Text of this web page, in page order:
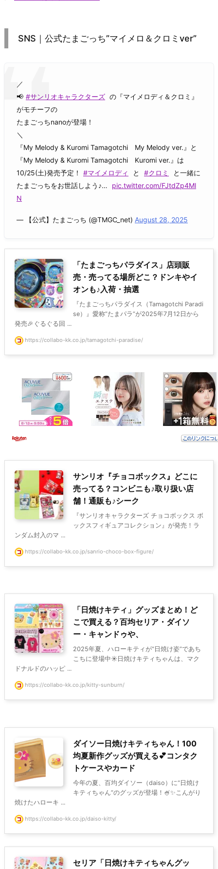
SNS｜公式たまごっち”マイメロ＆クロミver”
／
📢 #サンリオキャラクターズ の『マイメロディ＆クロミ』
がモチーフの
たまごっちnanoが登場！
＼
『My Melody & Kuromi Tamagotchi My Melody ver.』と
『My Melody & Kuromi Tamagotchi Kuromi ver.』は
10/25(土)発売予定！
#マイメロディ と #クロミ
と一緒に
たまごっちをお世話しよう♪…
pic.twitter.com/FJtdZp4Ml
N
— 【公式】たまごっち (@TMGC_net) August 28, 2025
「たまごっちパラダイス」店頭販
売・売ってる場所どこ？ドンキやイ
オンも♪入荷・抽選
『たまごっちパラダイス（Tamagotchi Paradi
se）』愛称”たまパラ”が2025年7月12日から
発売🎉ぐるぐる回 ...
https://collabo-kk.co.jp/tamagotchi-paradise/
サンリオ『チョコボックス』どこに
売ってる？コンビニも♪取り扱い店
舗！通販も♪シーク
『サンリオキャラクターズ チョコボックス ボ
ックスフィギュアコレクション』が発売！ラ
ンダム封入のマ ...
https://collabo-kk.co.jp/sanrio-choco-box-figure/
「日焼けキティ」グッズまとめ！ど
こで買える？百均セリア・ダイソ
ー・キャンドゥや、
2025年夏、ハローキティが“日焼け姿”であち
こちに登場中☀️日焼けキティちゃんは、マク
ドナルドのハッピ ...
https://collabo-kk.co.jp/kitty-sunburn/
ダイソー日焼けキティちゃん！100
均夏新作グッズが買える💕コンタク
トケースやカード
今年の夏、百均ダイソー（daiso）に“日焼け
キティちゃん”のグッズが登場！🍧✨こんがり
焼けたハローキ ...
https://collabo-kk.co.jp/daiso-kitty/
セリア「日焼けキティちゃんグッ